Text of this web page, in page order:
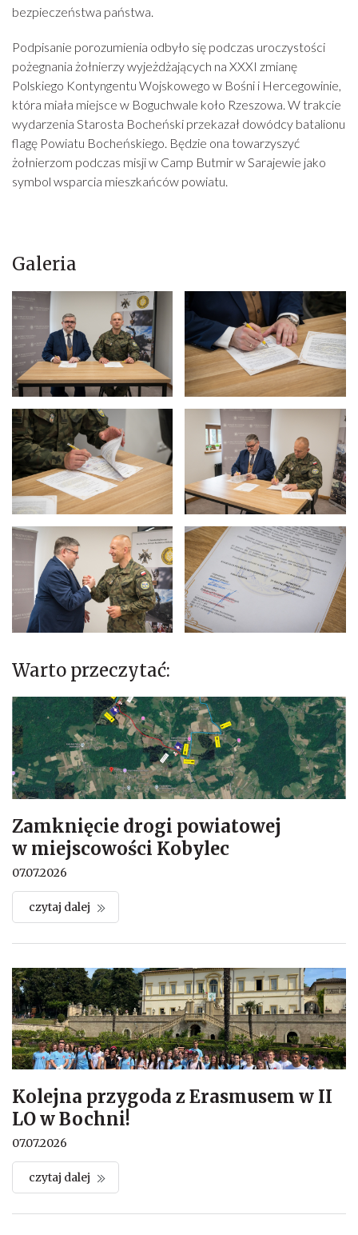
bezpieczeństwa państwa.
Podpisanie porozumienia odbyło się podczas uroczystości
pożegnania żołnierzy wyjeżdżających na XXXI zmianę
Polskiego Kontyngentu Wojskowego w Bośni i Hercegowinie,
która miała miejsce w Boguchwale koło Rzeszowa. W trakcie
wydarzenia Starosta Bocheński przekazał dowódcy batalionu
flagę Powiatu Bocheńskiego. Będzie ona towarzyszyć
żołnierzom podczas misji w Camp Butmir w Sarajewie jako
symbol wsparcia mieszkańców powiatu.
Galeria
Warto przeczytać:
Zamknięcie drogi powiatowej
w miejscowości Kobylec
07.07.2026
czytaj dalej
Kolejna przygoda z Erasmusem w II
LO w Bochni!
07.07.2026
czytaj dalej